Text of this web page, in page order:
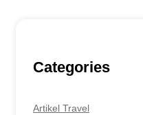
Categories
Artikel Travel